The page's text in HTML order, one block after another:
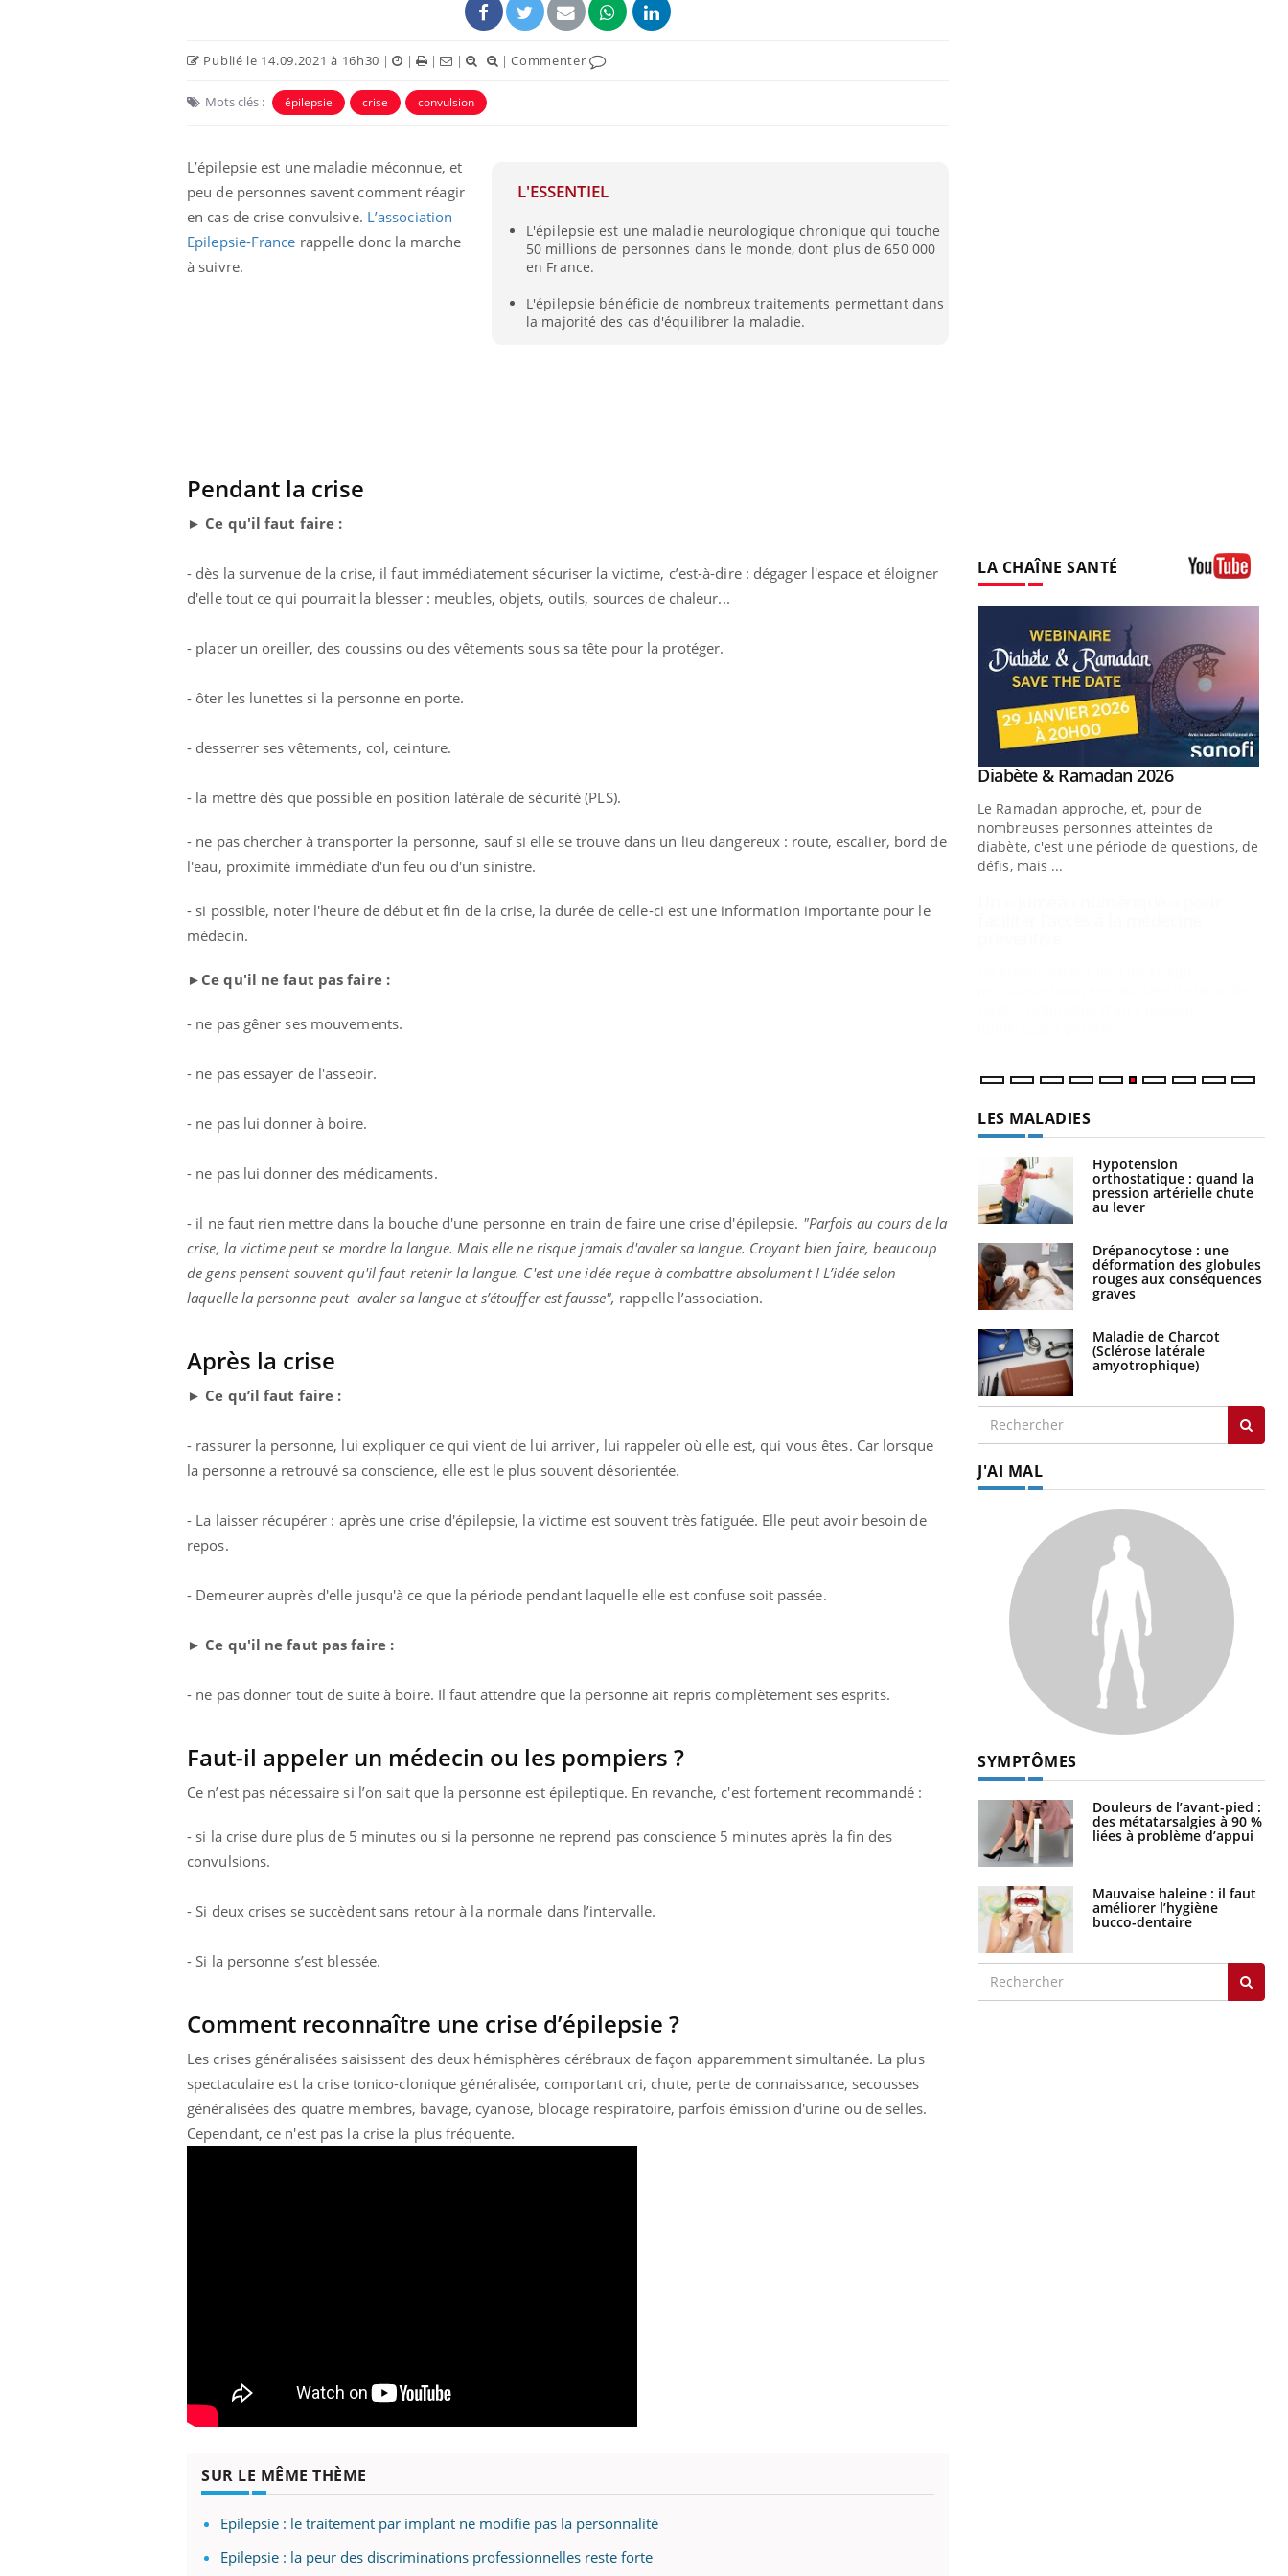
Publié le 14.09.2021 à 16h30 | | | | |Commenter
Mots clés : épilepsie crise convulsion
L'ESSENTIEL
L'épilepsie est une maladie neurologique chronique qui touche
50 millions de personnes dans le monde, dont plus de 650 000
en France.
L'épilepsie bénéficie de nombreux traitements permettant dans
la majorité des cas d'équilibrer la maladie.
L’épilepsie est une maladie méconnue, et
peu de personnes savent comment réagir
en cas de crise convulsive. L’association
Epilepsie-France rappelle donc la marche
à suivre.
Pendant la crise
► Ce qu'il faut faire :
- dès la survenue de la crise, il faut immédiatement sécuriser la victime, c’est-à-dire : dégager l'espace et éloigner
d'elle tout ce qui pourrait la blesser : meubles, objets, outils, sources de chaleur...
- placer un oreiller, des coussins ou des vêtements sous sa tête pour la protéger.
- ôter les lunettes si la personne en porte.
- desserrer ses vêtements, col, ceinture.
- la mettre dès que possible en position latérale de sécurité (PLS).
- ne pas chercher à transporter la personne, sauf si elle se trouve dans un lieu dangereux : route, escalier, bord de
l'eau, proximité immédiate d'un feu ou d'un sinistre.
- si possible, noter l'heure de début et fin de la crise, la durée de celle-ci est une information importante pour le
médecin.
► Ce qu'il ne faut pas faire :
- ne pas gêner ses mouvements.
- ne pas essayer de l'asseoir.
- ne pas lui donner à boire.
- ne pas lui donner des médicaments.
- il ne faut rien mettre dans la bouche d'une personne en train de faire une crise d'épilepsie. "Parfois au cours de la
crise, la victime peut se mordre la langue. Mais elle ne risque jamais d'avaler sa langue. Croyant bien faire, beaucoup
de gens pensent souvent qu'il faut retenir la langue. C'est une idée reçue à combattre absolument ! L’idée selon
laquelle la personne peut avaler sa langue et s’étouffer est fausse", rappelle l’association.
Après la crise
► Ce qu’il faut faire :
- rassurer la personne, lui expliquer ce qui vient de lui arriver, lui rappeler où elle est, qui vous êtes. Car lorsque
la personne a retrouvé sa conscience, elle est le plus souvent désorientée.
- La laisser récupérer : après une crise d'épilepsie, la victime est souvent très fatiguée. Elle peut avoir besoin de
repos.
- Demeurer auprès d'elle jusqu'à ce que la période pendant laquelle elle est confuse soit passée.
► Ce qu'il ne faut pas faire :
- ne pas donner tout de suite à boire. Il faut attendre que la personne ait repris complètement ses esprits.
Faut-il appeler un médecin ou les pompiers ?
Ce n’est pas nécessaire si l’on sait que la personne est épileptique. En revanche, c'est fortement recommandé :
- si la crise dure plus de 5 minutes ou si la personne ne reprend pas conscience 5 minutes après la fin des
convulsions.
- Si deux crises se succèdent sans retour à la normale dans l’intervalle.
- Si la personne s’est blessée.
Comment reconnaître une crise d’épilepsie ?
Les crises généralisées saisissent des deux hémisphères cérébraux de façon apparemment simultanée. La plus
spectaculaire est la crise tonico-clonique généralisée, comportant cri, chute, perte de connaissance, secousses
généralisées des quatre membres, bavage, cyanose, blocage respiratoire, parfois émission d'urine ou de selles.
Cependant, ce n'est pas la crise la plus fréquente.
SUR LE MÊME THÈME
Epilepsie : le traitement par implant ne modifie pas la personnalité
Epilepsie : la peur des discriminations professionnelles reste forte
LA CHAÎNE SANTÉ
osait en parler??Youtube
reste entourée d'idées reçues chez les
patients comme parfois chez les soignants.
préparer pour l’été !Youtube
rythme de vie ! Vacances, plage, piscine,
soleil, activités en plein air… Nos mains
diabète, c'est une période de questions, de
Youtube
Un « jumeau numérique » pour
préventive Youtube
Un établissement lié à un groupe
mutualiste innove en matière de bilan de
orthostatique : quand la
pression artérielle chute
au lever
déformation des globules
rouges aux conséquences
graves
(Sclérose latérale
amyotrophique)
des métatarsalgies à 90 %
liées à problème d’appui
améliorer l’hygiène
bucco-dentaire